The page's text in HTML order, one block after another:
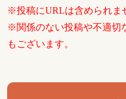
※投稿にURLは含められま
※関係のない投稿や不適切
もございます。